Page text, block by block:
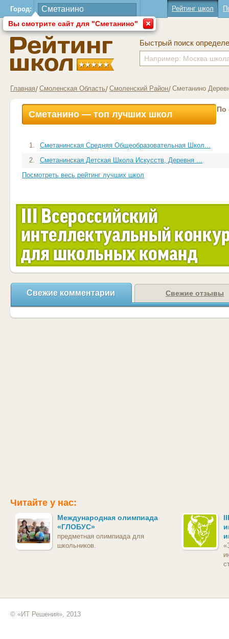
Город:
Вы смотрите сайт для "Сметанино"
Рейтинг школ
Быстрый поиск
Главная Смоленская Область Смоленский Район Сметанино
Сметанино — топ лучших школ По
1.
Сметанинская Средняя Общеобразовательная Школ...
2.
Сметанинская Детская Школа Искусств, Деревня ...
Посмотреть весь рейтинг лучших школ
Свежие комментарии Свежие отзывы
Читайте у нас:
Международная олимпиада
«ГЛОБУС»
предметная олимпиада для
школьников.
© «ИТ Решения», 2013